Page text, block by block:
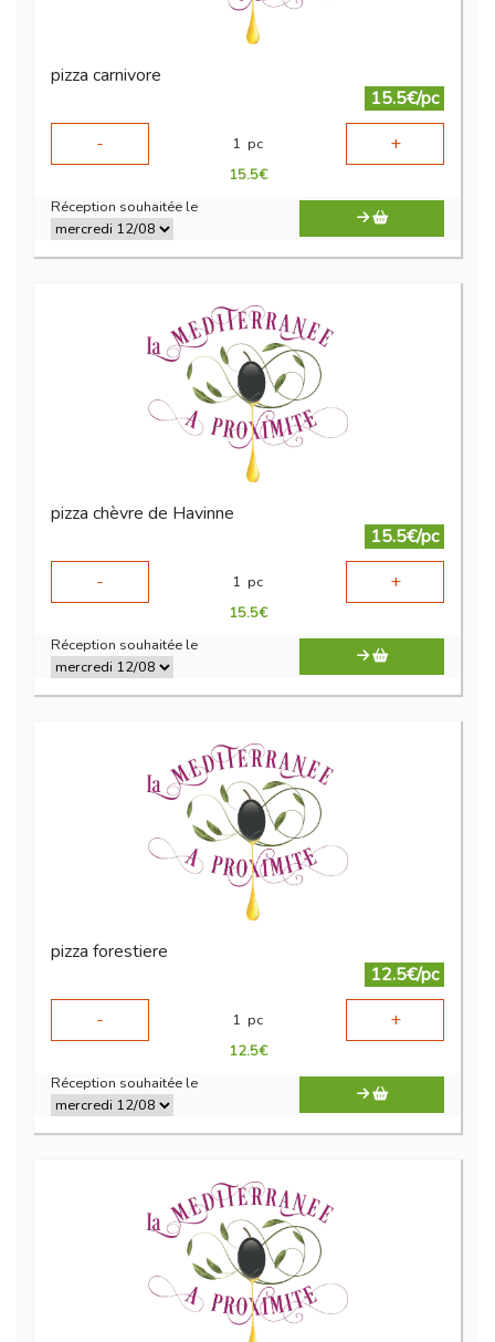
pizza carnivore
15.5€/pc
-
1 pc +
15.5€
Réception souhaitée le
pizza chèvre de Havinne
15.5€/pc
-
1 pc +
15.5€
Réception souhaitée le
pizza forestiere
12.5€/pc
-
1 pc +
12.5€
Réception souhaitée le